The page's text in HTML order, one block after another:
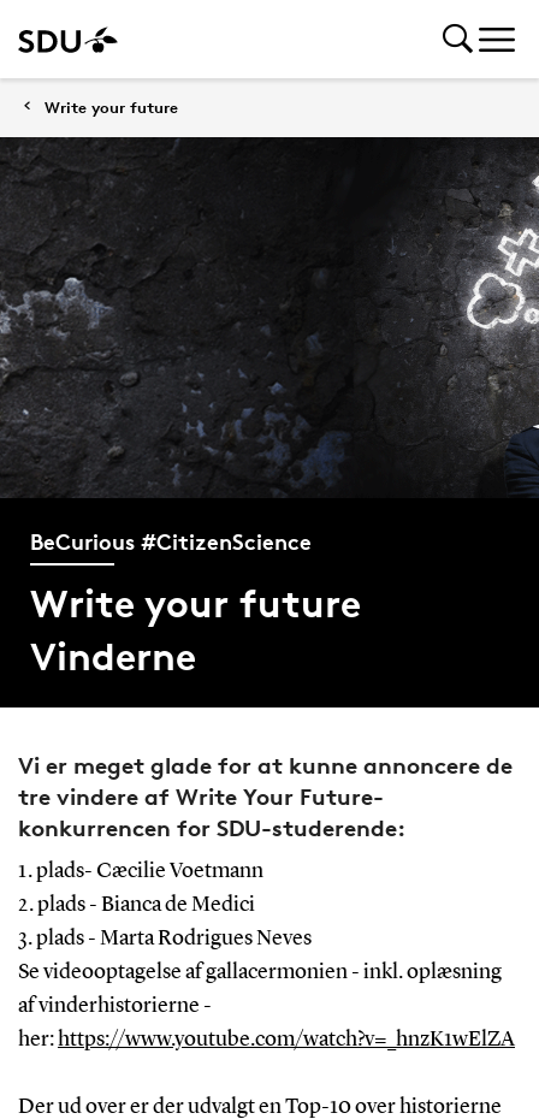
Write your future
BeCurious #CitizenScience
Write your future
Vinderne
Vi er meget glade for at kunne annoncere de
tre vindere af Write Your Future-
konkurrencen for SDU-studerende:
1. plads- Cæcilie Voetmann
2. plads - Bianca de Medici
3. plads - Marta Rodrigues Neves
Se videooptagelse af gallacermonien - inkl. oplæsning
af vinderhistorierne -
her: https://www.youtube.com/watch?v=_hnzK1wElZA
Der ud over er der udvalgt en Top-10 over historierne